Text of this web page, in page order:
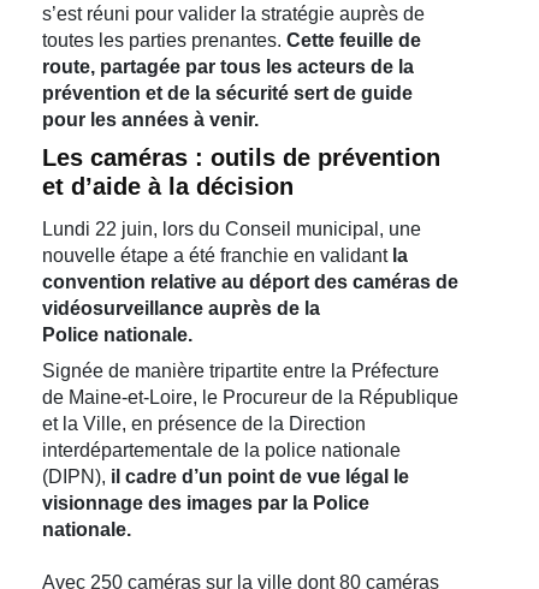
s’est réuni pour valider la stratégie auprès de
toutes les parties prenantes. Cette feuille de
route, partagée par tous les acteurs de la
prévention et de la sécurité sert de guide
pour les années à venir.
Les caméras : outils de prévention
et d’aide à la décision
Lundi 22 juin, lors du Conseil municipal, une
nouvelle étape a été franchie en validant la
convention relative au déport des caméras de
vidéosurveillance auprès de la
Police nationale.
Signée de manière tripartite entre la Préfecture
de Maine-et-Loire, le Procureur de la République
et la Ville, en présence de la Direction
interdépartementale de la police nationale
(DIPN), il cadre d’un point de vue légal le
visionnage des images par la Police
nationale.
Avec 250 caméras sur la ville dont 80 caméras